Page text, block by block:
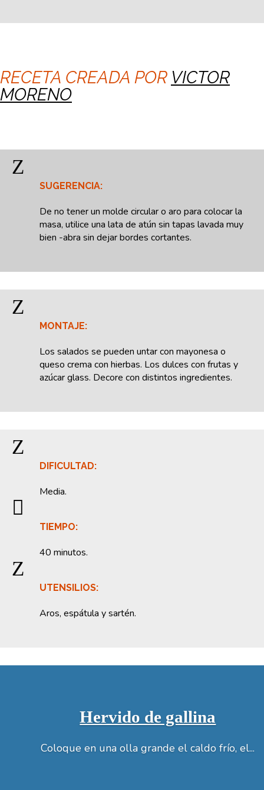
RECETA CREADA POR VICTOR
MORENO
Z
SUGERENCIA:
De no tener un molde circular o aro para colocar la
masa, utilice una lata de atún sin tapas lavada muy
bien -abra sin dejar bordes cortantes.
Z
MONTAJE:
Los salados se pueden untar con mayonesa o
queso crema con hierbas. Los dulces con frutas y
azúcar glass. Decore con distintos ingredientes.
Z
DIFICULTAD:
Media.

TIEMPO:
40 minutos.
Z
UTENSILIOS:
Aros, espátula y sartén.
Hervido de gallina
Coloque en una olla grande el caldo frío, el...